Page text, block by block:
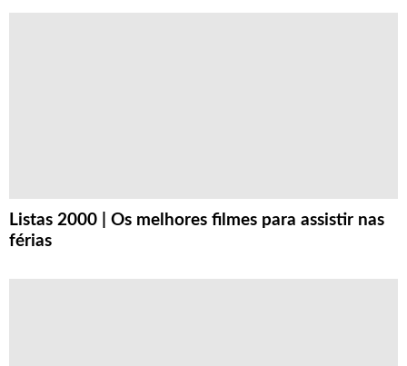
Listas 2000 | Os melhores filmes para assistir nas
férias